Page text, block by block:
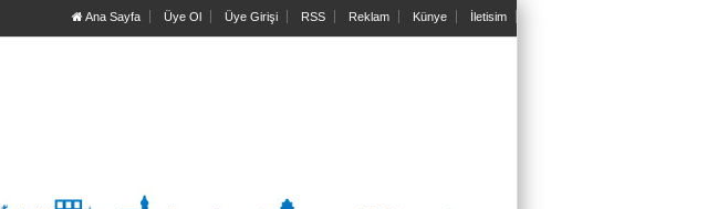
Ana Sayfa Üye Ol Üye Girişi RSS Reklam Künye İletisim